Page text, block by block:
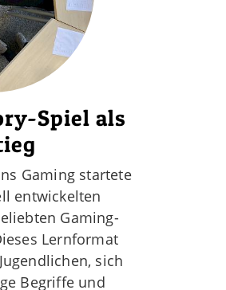
Spiel als
Gaming startete
entwickelten
Gaming-
Lernformat
sich
Begriffe und